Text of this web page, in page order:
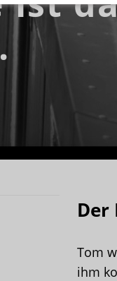
Der
Tom
ihm